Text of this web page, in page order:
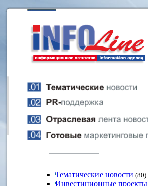
Тематические новости (80)
Инвестиционные проекты